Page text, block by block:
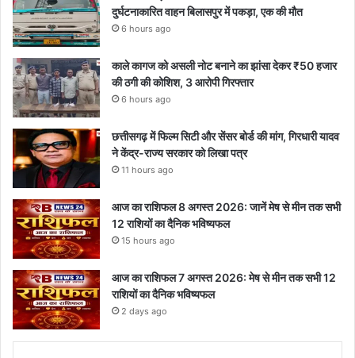
दुर्घटनाकारित वाहन बिलासपुर में पकड़ा, एक की मौत
6 hours ago
काले कागज को असली नोट बनाने का झांसा देकर ₹50 हजार
की ठगी की कोशिश, 3 आरोपी गिरफ्तार
6 hours ago
छत्तीसगढ़ में फिल्म सिटी और सेंसर बोर्ड की मांग, गिरधारी यादव
ने केंद्र-राज्य सरकार को लिखा पत्र
11 hours ago
आज का राशिफल 8 अगस्त 2026: जानें मेष से मीन तक सभी
12 राशियों का दैनिक भविष्यफल
15 hours ago
आज का राशिफल 7 अगस्त 2026: मेष से मीन तक सभी 12
राशियों का दैनिक भविष्यफल
2 days ago